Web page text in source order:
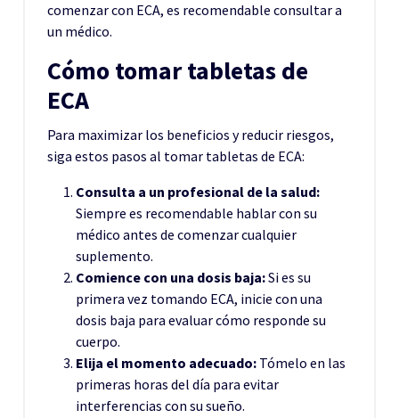
comenzar con ECA, es recomendable consultar a
un médico.
Cómo tomar tabletas de
ECA
Para maximizar los beneficios y reducir riesgos,
siga estos pasos al tomar tabletas de ECA:
Consulta a un profesional de la salud:
Siempre es recomendable hablar con su
médico antes de comenzar cualquier
suplemento.
Comience con una dosis baja:Si es su
primera vez tomando ECA, inicie con una
dosis baja para evaluar cómo responde su
cuerpo.
Elija el momento adecuado: Tómelo en las
primeras horas del día para evitar
interferencias con su sueño.